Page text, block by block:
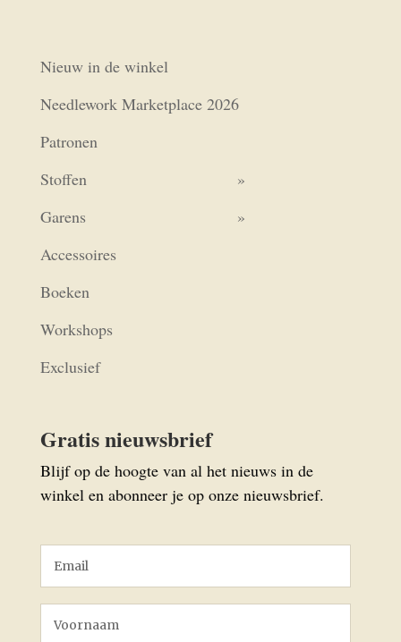
Nieuw in de winkel
Needlework Marketplace 2026
Patronen
Stoffen
Garens
Accessoires
Boeken
Workshops
Exclusief
Gratis nieuwsbrief
Blijf op de hoogte van al het nieuws in de
winkel en abonneer je op onze nieuwsbrief.